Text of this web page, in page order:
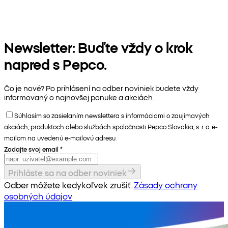
Newsletter: Buďte vždy o krok
napred s Pepco.
Čo je nové? Po prihlásení na odber noviniek budete vždy
informovaný o najnovšej ponuke a akciách.
Súhlasím so zasielaním newslettera s informáciami o zaujímavých
akciách, produktoch alebo službách spoločnosti Pepco Slovakia, s. r. o. e-
mailom na uvedenú e-mailovú adresu.
Zadajte svoj email *
Prihláste sa na odber noviniek
Odber môžete kedykoľvek zrušiť. Zásady ochrany
osobných údajov